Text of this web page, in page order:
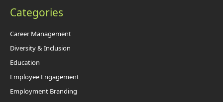
Categories
Career Management
Diversity & Inclusion
Education
Employee Engagement
Employment Branding